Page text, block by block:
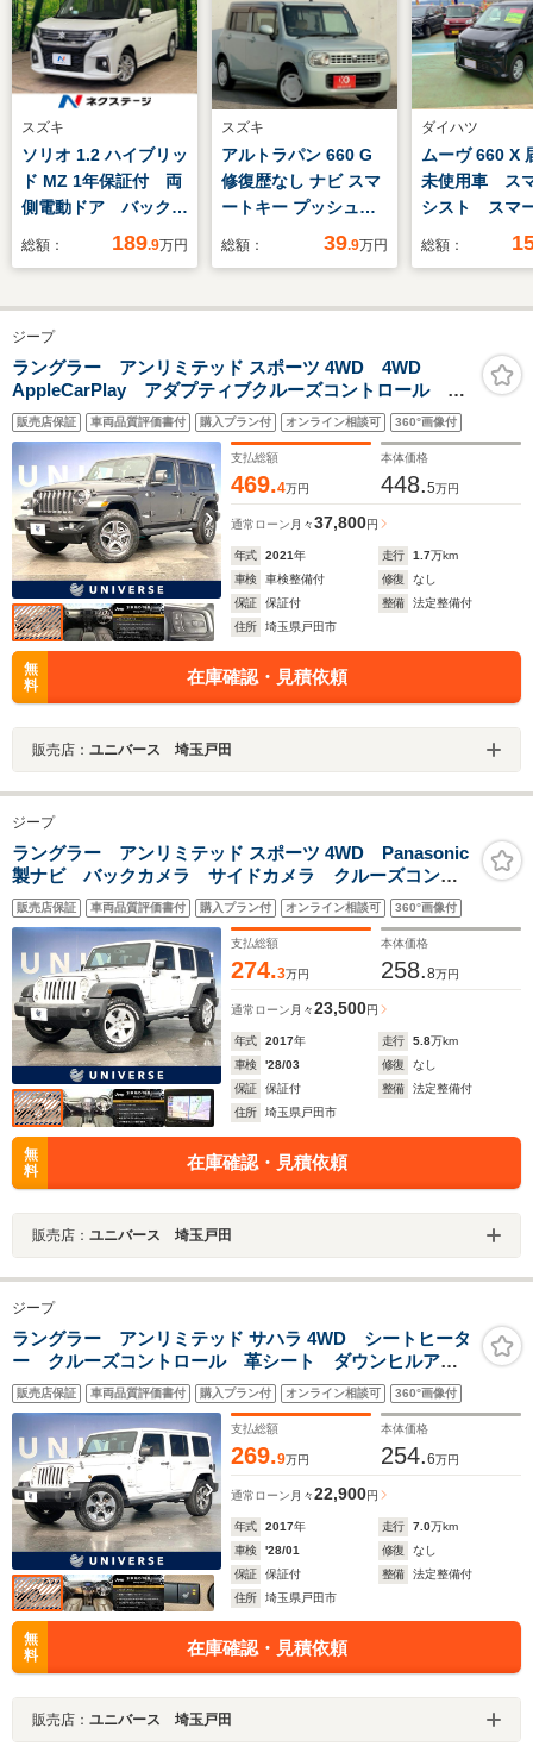
スズキ
ソリオ 1.2 ハイブリッ
ド MZ 1年保証付 両
側電動ドア バックカ
メラ 衝突被害軽減シ
コ コーナーセンサ
ー スマートキー
LEDヘッド ビルトイ
ンETC 純正15イン
チアルミ オートライ
ト
総額： 189.9万円
スズキ
アルトラパン 660 G
修復歴なし ナビ スマ
ートキー プッシュス
タート ETC ドアバイ
ABS エアバック イモ
グチェーン 整備保証
付
総額： 39.9万円
ダイハツ
ムーヴ 660 X
未使用車 ス
シスト スマ
ー オートエ
総額：
ジープ
ラングラー アンリミテッド スポーツ 4WD 4WD
AppleCarPlay アダプティブクルーズコントロール バ
ックカメラ サイドカメラ LEDヘッドランプ 純正17
インチアルミホイール Bluetooth クリアランスソナ
ー ETC 禁煙車
販売店保証 車両品質評価書付 購入プラン付 オンライン相談可 360°画像付
支払総額
469.4万円
本体価格
448.5万円
通常ローン 月々37,800円
年式 2021年 走行 1.7万km
車検
車検整備付 修復
なし
保証
保証付 整備
法定整備付
住所
埼玉県戸田市
無
料
在庫確認・見積依頼
販売店： ユニバース 埼玉戸田
ジープ
ラングラー アンリミテッド スポーツ 4WD Panasonic
製ナビ バックカメラ サイドカメラ クルーズコント
ロール フルセグTV Bluetooth 禁煙車 4WD 純正
18インチアルミホイール オートエアコン 革巻きステ
アリングホイール
販売店保証 車両品質評価書付 購入プラン付 オンライン相談可 360°画像付
支払総額
274.3万円
本体価格
258.8万円
通常ローン 月々23,500円
年式 2017年 走行 5.8万km
車検
'28/03 修復
なし
保証
保証付 整備
法定整備付
住所
埼玉県戸田市
無
料
在庫確認・見積依頼
販売店： ユニバース 埼玉戸田
ジープ
ラングラー アンリミテッド サハラ 4WD シートヒータ
ー クルーズコントロール 革シート ダウンヒルアシ
ストコントロール ESC(横滑り防止装置) 禁煙車
4WD フルセグ Bluetooth接続 CD・DVD再生 ETC
販売店保証 車両品質評価書付 購入プラン付 オンライン相談可 360°画像付
支払総額
269.9万円
本体価格
254.6万円
通常ローン 月々22,900円
年式 2017年 走行 7.0万km
車検
'28/01 修復
なし
保証
保証付 整備
法定整備付
住所
埼玉県戸田市
無
料
在庫確認・見積依頼
販売店： ユニバース 埼玉戸田